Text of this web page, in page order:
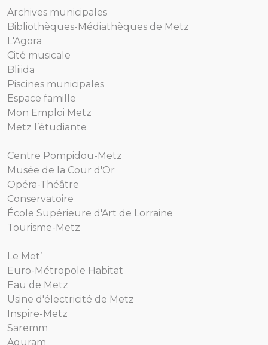
Archives municipales
Bibliothèques-Médiathèques de Metz
L'Agora
Cité musicale
Bliiida
Piscines municipales
Espace famille
Mon Emploi Metz
Metz l’étudiante
Centre Pompidou-Metz
Musée de la Cour d'Or
Opéra-Théâtre
Conservatoire
École Supérieure d'Art de Lorraine
Tourisme-Metz
Le Met’
Euro-Métropole Habitat
Eau de Metz
Usine d'électricité de Metz
Inspire-Metz
Saremm
Aguram